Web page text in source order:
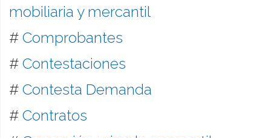
mobiliaria y mercantil
# Comprobantes
# Contestaciones
# Contesta Demanda
# Contratos